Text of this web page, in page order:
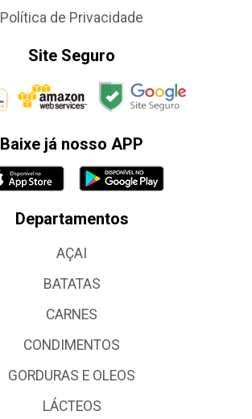
Política de Privacidade
Site Seguro
Baixe já nosso APP
Departamentos
AÇAI
BATATAS
CARNES
CONDIMENTOS
GORDURAS E OLEOS
LÁCTEOS